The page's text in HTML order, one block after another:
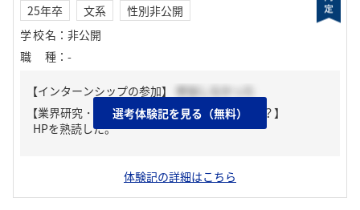
25年卒 文系
性別非公開
学校名 ： 非公開
職種 ： -
【インターンシップの参加】
参加しなかった
【業界研究・企業研究はどんな風にしましたか？】
HPを熟読した。
選考体験記を見る（無料）
体験記の詳細はこちら